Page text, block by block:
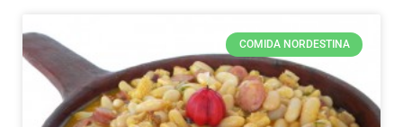
COMIDA NORDESTINA